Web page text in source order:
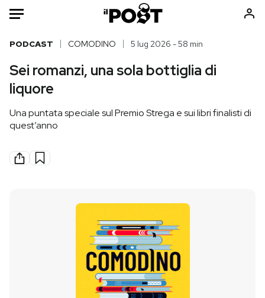
Auto
HOME
Mondo
Tecnologia
Internet
Libri
Europa
Altrecose
Mondiali calcio 2026
PODCAST COMODINO 5 lug 2026 - 58 min
Sei romanzi, una sola bottiglia di
liquore
Una puntata speciale sul Premio Strega e sui libri finalisti di
quest’anno